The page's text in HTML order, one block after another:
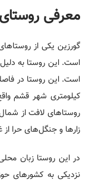
معرفی
گورزین یکی از
است. این روستا به
کیلومتری شهر قشم
روستاهای لافت از
زارها و جنگل‌های حرا
در این روستا زبان
نزدیکی به کشورهای